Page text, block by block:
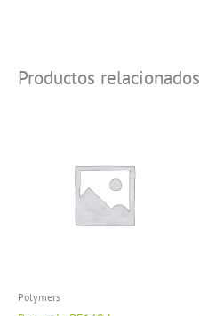
Productos relacionados
Polymers